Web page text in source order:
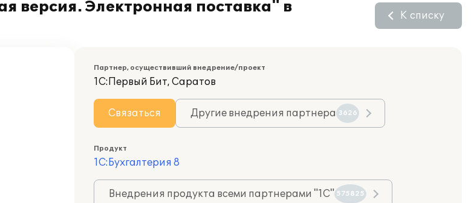
версия. Электронная поставка" в
К списку
Партнер, осуществивший внедрение/проект
1С:Первый Бит, Саратов
Связаться Другие внедрения партнера 3626
Продукт
1С:Бухгалтерия 8
Внедрения продукта всеми партнерами "1С" 575825